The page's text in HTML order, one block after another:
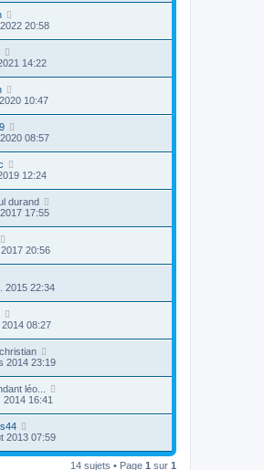
20:58
14:22
10:47
08:57
12:24
durand
17:55
20:56
2015 22:34
08:27
2014 23:19
léo...
2014 16:41
2013 07:59
14 sujets • Page 1 sur 1